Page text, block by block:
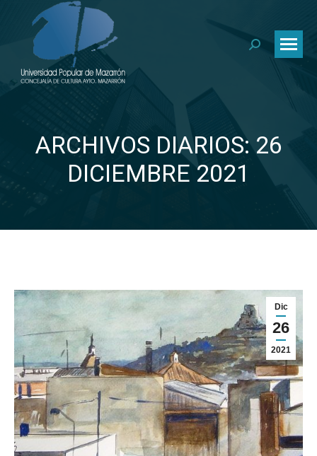
Buscar:
ARCHIVOS DIARIOS: 26
DICIEMBRE 2021
Dic
26
2021